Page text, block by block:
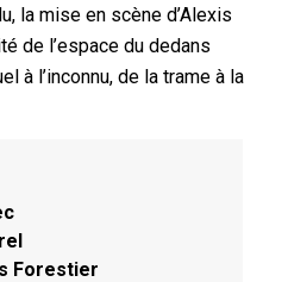
la mise en scène d’Alexis
de l’espace du dedans
à l’inconnu, de la trame à la
Forestier